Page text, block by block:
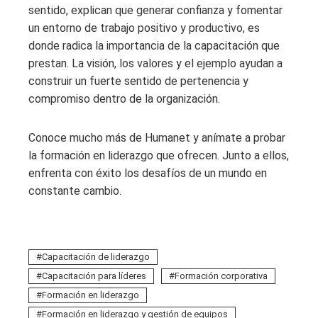
sentido, explican que generar confianza y fomentar
un entorno de trabajo positivo y productivo, es
donde radica la importancia de la capacitación que
prestan. La visión, los valores y el ejemplo ayudan a
construir un fuerte sentido de pertenencia y
compromiso dentro de la organización.
Conoce mucho más de Humanet y anímate a probar
la formación en liderazgo que ofrecen. Junto a ellos,
enfrenta con éxito los desafíos de un mundo en
constante cambio.
Capacitación de liderazgo
Capacitación para líderes
Formación corporativa
Formación en liderazgo
Formación en liderazgo y gestión de equipos